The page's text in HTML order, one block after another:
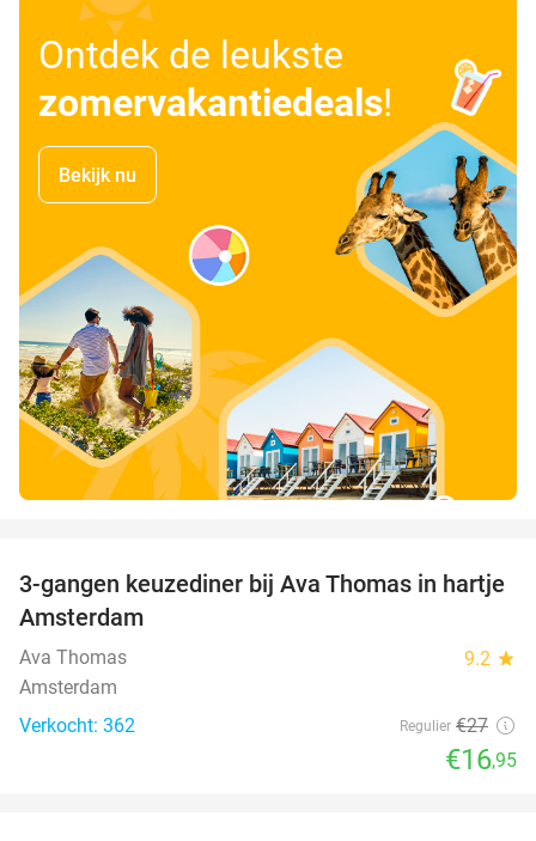
Ontdek de leukste
zomervakantiedeals!
Bekijk nu
37%
3-gangen keuzediner bij Ava Thomas in hartje
Amsterdam
Ava Thomas 9.2 star
Amsterdam
Verkocht: 362
Regulier €27
€16,95